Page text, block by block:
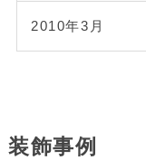
2010年3月
装飾事例